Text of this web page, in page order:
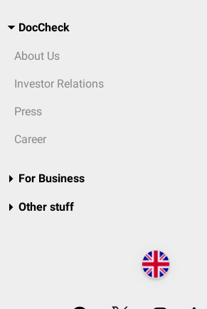
DocCheck
About Us
Investor Relations
Press
Career
For Business
Other stuff